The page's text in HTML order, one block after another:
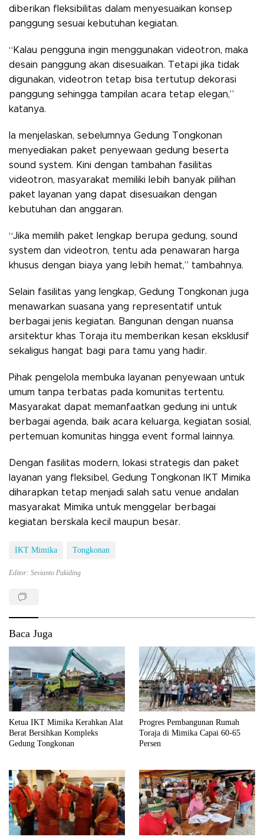
diberikan fleksibilitas dalam menyesuaikan konsep
panggung sesuai kebutuhan kegiatan.
“Kalau pengguna ingin menggunakan videotron, maka
desain panggung akan disesuaikan. Tetapi jika tidak
digunakan, videotron tetap bisa tertutup dekorasi
panggung sehingga tampilan acara tetap elegan,”
katanya.
Ia menjelaskan, sebelumnya Gedung Tongkonan
menyediakan paket penyewaan gedung beserta
sound system. Kini dengan tambahan fasilitas
videotron, masyarakat memiliki lebih banyak pilihan
paket layanan yang dapat disesuaikan dengan
kebutuhan dan anggaran.
“Jika memilih paket lengkap berupa gedung, sound
system dan videotron, tentu ada penawaran harga
khusus dengan biaya yang lebih hemat,” tambahnya.
Selain fasilitas yang lengkap, Gedung Tongkonan juga
menawarkan suasana yang representatif untuk
berbagai jenis kegiatan. Bangunan dengan nuansa
arsitektur khas Toraja itu memberikan kesan eksklusif
sekaligus hangat bagi para tamu yang hadir.
Pihak pengelola membuka layanan penyewaan untuk
umum tanpa terbatas pada komunitas tertentu.
Masyarakat dapat memanfaatkan gedung ini untuk
berbagai agenda, baik acara keluarga, kegiatan sosial,
pertemuan komunitas hingga event formal lainnya.
Dengan fasilitas modern, lokasi strategis dan paket
layanan yang fleksibel, Gedung Tongkonan IKT Mimika
diharapkan tetap menjadi salah satu venue andalan
masyarakat Mimika untuk menggelar berbagai
kegiatan berskala kecil maupun besar.
IKT Mimika Tongkonan
Editor: Sevianto Pakiding
Baca Juga
Ketua IKT Mimika Kerahkan Alat
Berat Bersihkan Kompleks
Gedung Tongkonan
Progres Pembangunan Rumah
Toraja di Mimika Capai 60-65
Persen